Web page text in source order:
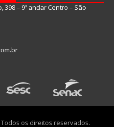
– 9º andar Centro – São
os direitos reservados.